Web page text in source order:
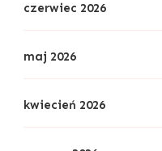
czerwiec 2026
maj 2026
kwiecień 2026